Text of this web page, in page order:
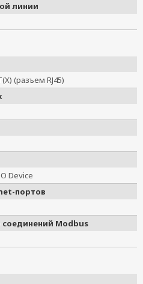
линии
(разъем RJ45)
Device
портов
Modbus